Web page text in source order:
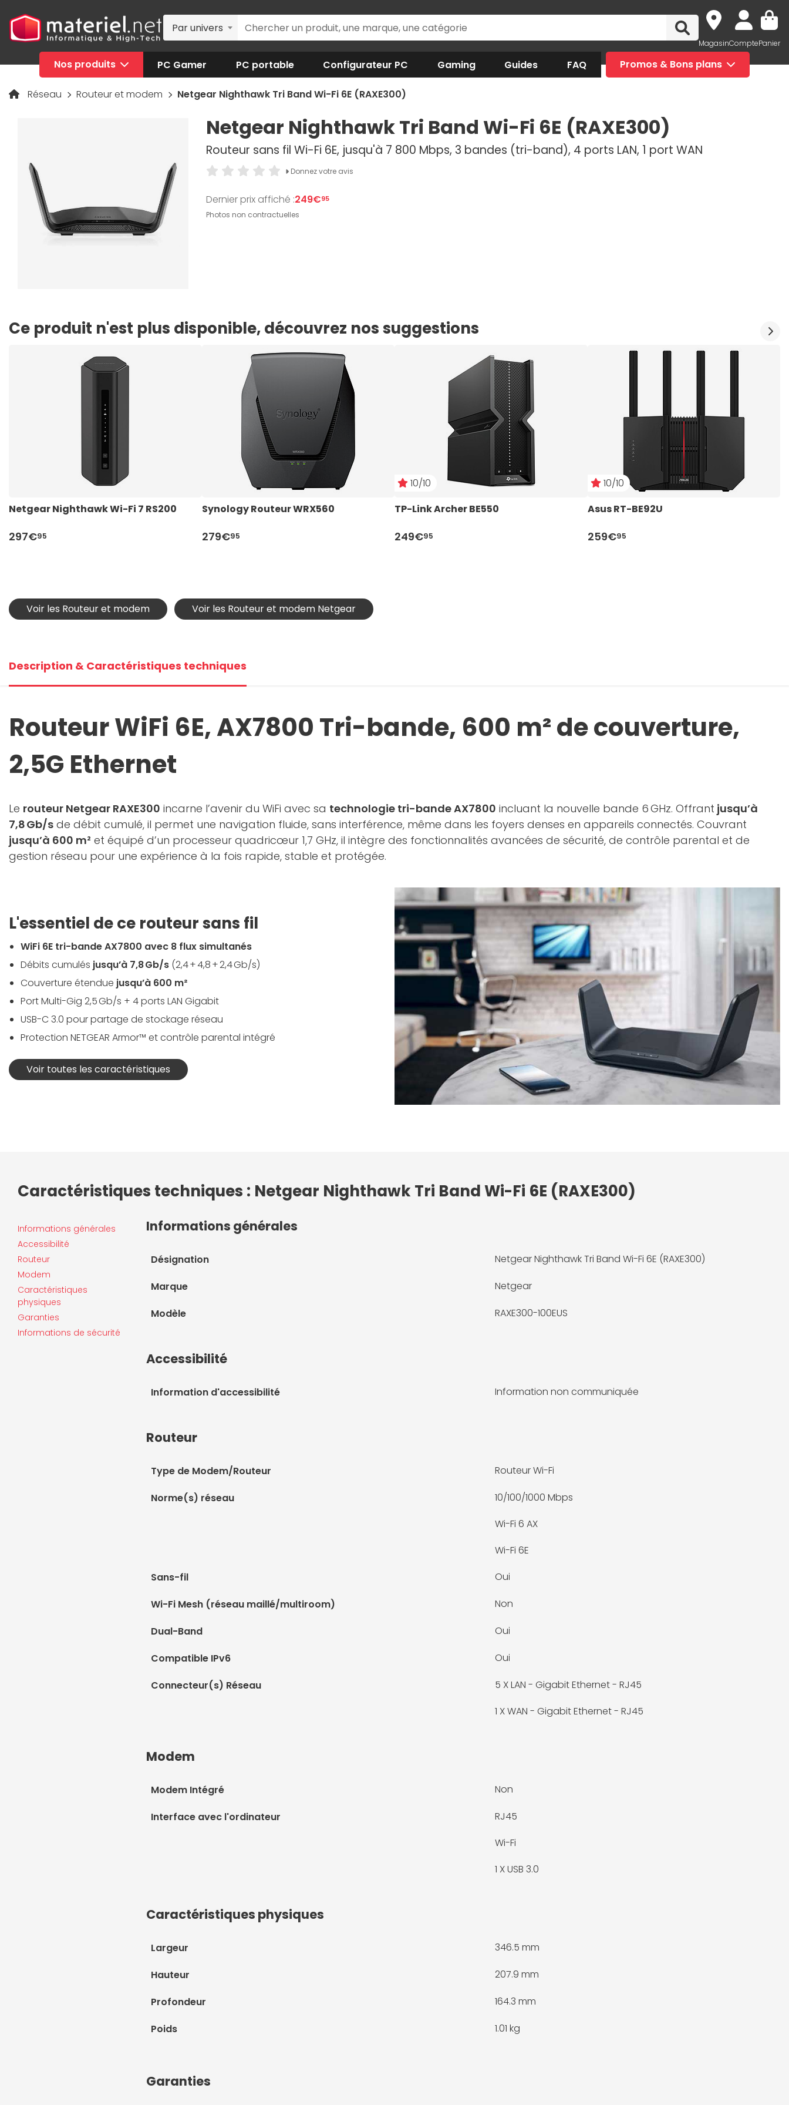
Par univers
MagasinComptePanier
Nos produits PC Gamer PC portable Configurateur PC Gaming Guides FAQ Promos & Bons plans
Réseau Routeur et modem Netgear Nighthawk Tri Band Wi-Fi 6E (RAXE300)
Netgear Nighthawk Tri Band Wi-Fi 6E (RAXE300)
Routeur sans fil Wi-Fi 6E, jusqu'à 7 800 Mbps, 3 bandes (tri-band), 4 ports LAN, 1 port WAN
Donnez votre avis
Dernier prix affiché :249€95
Photos non contractuelles
Ce produit n'est plus disponible, découvrez nos suggestions
Netgear Nighthawk Wi-Fi 7 RS200
297€95
Synology Routeur WRX560
279€95
10/10
TP-Link Archer BE550
249€95
10/10
Asus RT-BE92U
259€95
Voir les Routeur et modem Voir les Routeur et modem Netgear
Description & Caractéristiques techniques
Routeur WiFi 6E, AX7800 Tri-bande, 600 m² de couverture,
2,5G Ethernet
Le routeur Netgear RAXE300 incarne l’avenir du WiFi avec sa technologie tri-bande AX7800 incluant la nouvelle bande 6 GHz. Offrant jusqu’à
7,8 Gb/s de débit cumulé, il permet une navigation fluide, sans interférence, même dans les foyers denses en appareils connectés. Couvrant
jusqu’à 600 m² et équipé d’un processeur quadricœur 1,7 GHz, il intègre des fonctionnalités avancées de sécurité, de contrôle parental et de
gestion réseau pour une expérience à la fois rapide, stable et protégée.
L'essentiel de ce routeur sans fil
WiFi 6E tri-bande AX7800 avec 8 flux simultanés
Débits cumulés jusqu’à 7,8 Gb/s (2,4 + 4,8 + 2,4 Gb/s)
Couverture étendue jusqu’à 600 m²
Port Multi-Gig 2,5 Gb/s + 4 ports LAN Gigabit
USB-C 3.0 pour partage de stockage réseau
Protection NETGEAR Armor™ et contrôle parental intégré
Voir toutes les caractéristiques
Caractéristiques techniques : Netgear Nighthawk Tri Band Wi-Fi 6E (RAXE300)
Informations générales
Accessibilité
Routeur
Modem
Caractéristiques
physiques
Garanties
Informations de sécurité
Informations générales
Désignation Netgear Nighthawk Tri Band Wi-Fi 6E (RAXE300)
Marque Netgear
Modèle RAXE300-100EUS
Accessibilité
Information d'accessibilité Information non communiquée
Routeur
Type de Modem/Routeur Routeur Wi-Fi
Norme(s) réseau
10/100/1000 Mbps
Wi-Fi 6 AX
Wi-Fi 6E
Sans-fil
Oui
Wi-Fi Mesh (réseau maillé/multiroom) Non
Dual-Band Oui
Compatible IPv6 Oui
Connecteur(s) Réseau 5 XLAN - Gigabit Ethernet - RJ45
1 XWAN - Gigabit Ethernet - RJ45
Modem
Modem Intégré Non
Interface avec l'ordinateur
RJ45
Wi-Fi
1 XUSB 3.0
Caractéristiques physiques
Largeur 346.5 mm
Hauteur 207.9 mm
Profondeur 164.3 mm
Poids 1.01 kg
Garanties